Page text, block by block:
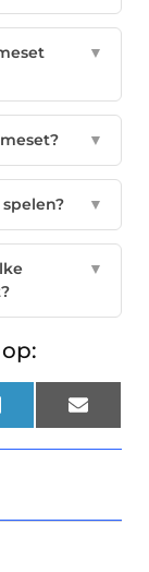
▼
▼
▼
▼
LinkedIn Email